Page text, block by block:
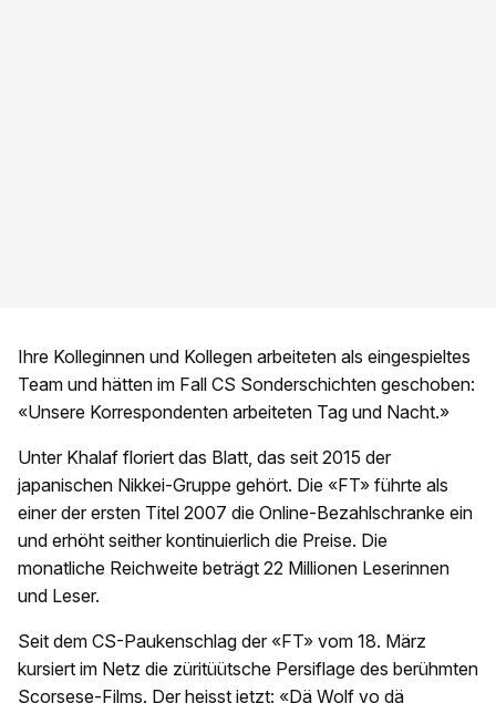
Ihre Kolleginnen und Kollegen arbeiteten als eingespieltes
Team und hätten im Fall CS Sonderschichten geschoben:
«Unsere Korrespondenten arbeiteten Tag und Nacht.»
Unter Khalaf floriert das Blatt, das seit 2015 der
japanischen Nikkei-Gruppe gehört. Die «FT» führte als
einer der ersten Titel 2007 die Online-Bezahlschranke ein
und erhöht seither kontinuierlich die Preise. Die
monatliche Reichweite beträgt 22 Millionen Leserinnen
und Leser.
Seit dem CS-Paukenschlag der «FT» vom 18. März
kursiert im Netz die züritüütsche Persiflage des berühmten
Scorsese-Films. Der heisst jetzt: «Dä Wolf vo dä